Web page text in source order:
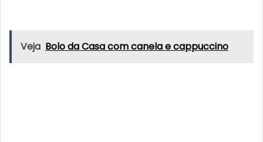
Veja Bolo da Casa com canela e cappuccino